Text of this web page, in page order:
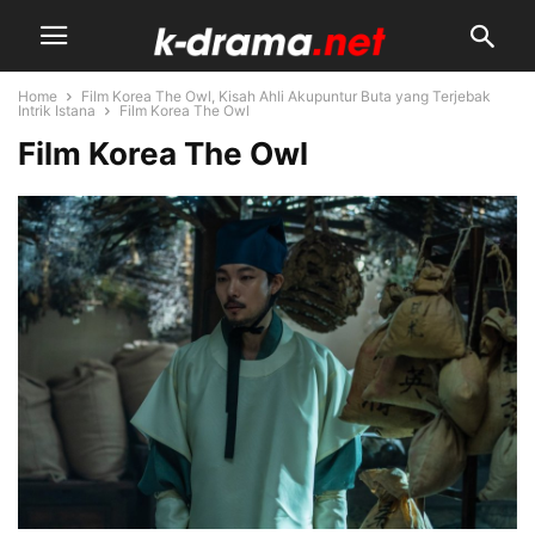
Home
Film Korea The Owl, Kisah Ahli Akupuntur Buta yang Terjebak
Intrik Istana
Film Korea The Owl
Film Korea The Owl